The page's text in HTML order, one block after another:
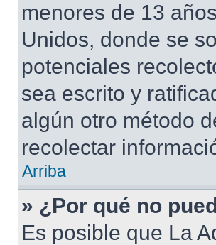
menores de 13
Unidos, donde se
potenciales
sea escrito y
algún otro método
recolectar
Arriba
» ¿Por qué no
Es posible que La